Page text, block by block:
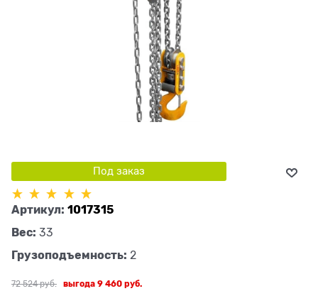
Под заказ
Артикул: 1017315
Вес: 33
Грузоподъемность: 2
72 524 руб. выгода9 460 руб.